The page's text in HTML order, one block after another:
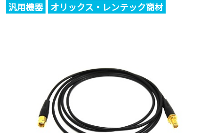
汎用機器 オリックス・レンテック商材